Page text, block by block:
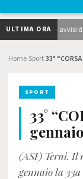
ULTIMA ORAi due avvisi da
Home Sport33°
SPORT
33°
(ASI) Terni. Il
gennaio la